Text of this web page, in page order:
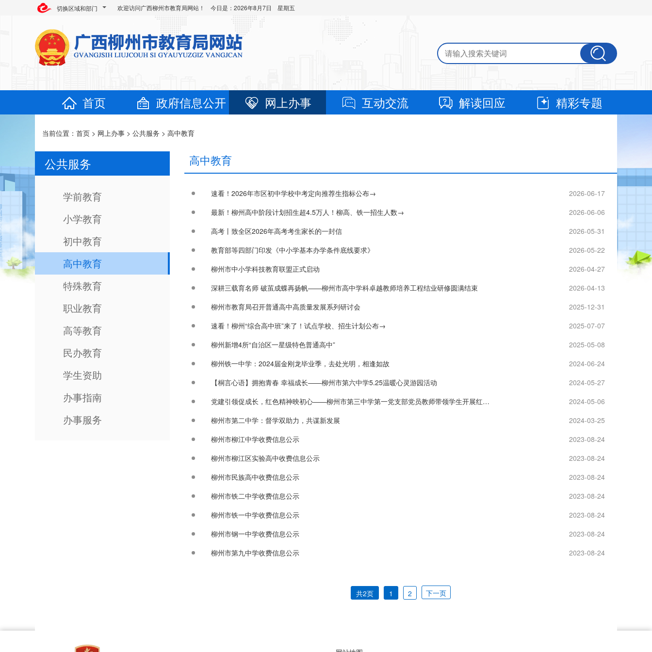
切换区域和部门 欢迎访问广西柳州市教育局网站！ 今日是： 2026年8月7日 星期五
首页 政府信息公开 网上办事 互动交流 解读回应 精彩专题
当前位置： 首页 > 网上办事 > 公共服务 > 高中教育
公共服务
学前教育
小学教育
初中教育
高中教育
特殊教育
职业教育
高等教育
民办教育
学生资助
办事指南
办事服务
高中教育
速看！2026年市区初中学校中考定向推荐生指标公布→
2026-06-17
最新！柳州高中阶段计划招生超4.5万人！柳高、铁一招生人数→
2026-06-06
高考丨致全区2026年高考考生家长的一封信
2026-05-31
教育部等四部门印发《中小学基本办学条件底线要求》
2026-05-22
柳州市中小学科技教育联盟正式启动
2026-04-27
深耕三载育名师 破茧成蝶再扬帆——柳州市高中学科卓越教师培养工程结业研修圆满结束
2026-04-13
柳州市教育局召开普通高中高质量发展系列研讨会
2025-12-31
速看！柳州“综合高中班”来了！试点学校、招生计划公布→
2025-07-07
柳州新增4所“自治区一星级特色普通高中”
2025-05-08
柳州铁一中学：2024届金刚龙毕业季，去处光明，相逢如故
2024-06-24
【桐言心语】拥抱青春 幸福成长——柳州市第六中学5.25温暖心灵游园活动
2024-05-27
党建引领促成长，红色精神映初心——柳州市第三中学第一党支部党员教师带领学生开展红色研学活动
2024-05-06
柳州市第二中学：督学双助力，共谋新发展
2024-03-25
柳州市柳江中学收费信息公示
2023-08-24
柳州市柳江区实验高中收费信息公示
2023-08-24
柳州市民族高中收费信息公示
2023-08-24
柳州市铁二中学收费信息公示
2023-08-24
柳州市铁一中学收费信息公示
2023-08-24
柳州市钢一中学收费信息公示
2023-08-24
柳州市第九中学收费信息公示
2023-08-24
共2页 1 2 下一页